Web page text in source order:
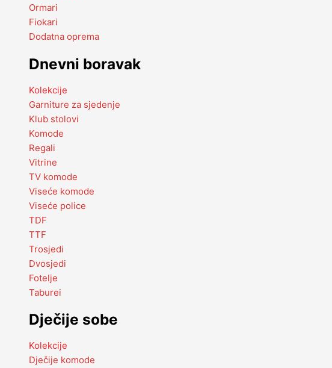
Ormari
Fiokari
Dodatna oprema
Dnevni boravak
Kolekcije
Garniture za sjedenje
Klub stolovi
Komode
Regali
Vitrine
TV komode
Viseće komode
Viseće police
TDF
TTF
Trosjedi
Dvosjedi
Fotelje
Taburei
Dječije sobe
Kolekcije
Dječije komode